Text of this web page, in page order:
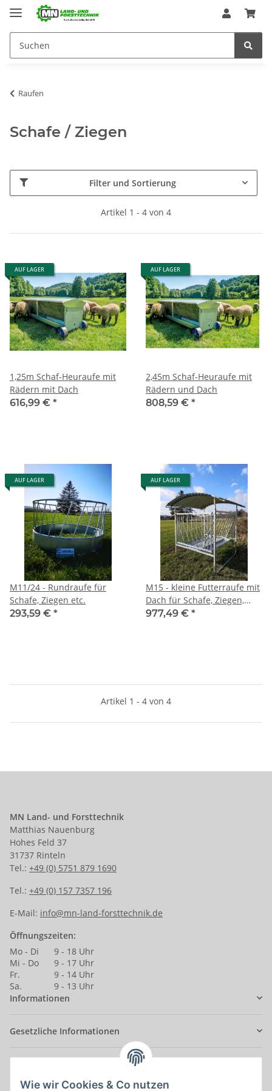
Wie wir Cookies & Co nutzen
Raufen
Schafe / Ziegen
Filter und Sortierung
Artikel 1 - 4 von 4
AUF LAGER
1,25m Schaf-Heuraufe mit
Rädern mit Dach
616,99 € *
AUF LAGER
2,45m Schaf-Heuraufe mit
Rädern und Dach
808,59 € *
AUF LAGER
M11/24 - Rundraufe für
Schafe, Ziegen etc.
293,59 € *
AUF LAGER
M15 - kleine Futterraufe mit
Dach für Schafe, Ziegen,
Rehe,
977,49 € *
Artikel 1 - 4 von 4
MN Land- und Forsttechnik
Matthias Nauenburg
Hohes Feld 37
31737 Rinteln
Tel.: +49 (0) 5751 879 1690
Tel.: +49 (0) 157 7357 196
E-Mail: info@mn-land-forsttechnik.de
Öffnungszeiten:
Mo - Di
9 - 18 Uhr
Mi - Do
9 - 17 Uhr
Fr.
9 - 14 Uhr
Sa.
9 - 13 Uhr
Informationen
Gesetzliche Informationen
Alle mit*markierten Felder sind Pflichtfelder.